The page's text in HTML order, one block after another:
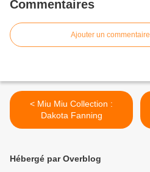
Commentaires
Ajouter un commentaire
< Miu Miu Collection :
Dakota Fanning
Hébergé par Overblog